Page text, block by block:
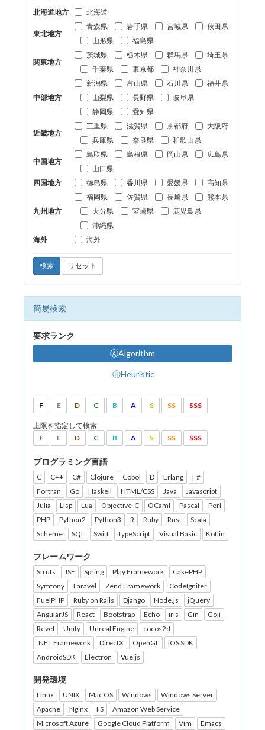
北海道地方
北海道
東北地方
青森県 岩手県 宮城県
秋田県
山形県
福島県
関東地方
茨城県 栃木県 群馬県
埼玉県
千葉県
東京都 神奈川県
中部地方
新潟県 富山県 石川県
福井県
山梨県
長野県
岐阜県
静岡県
愛知県
近畿地方
三重県 滋賀県 京都府
大阪府
兵庫県
奈良県 和歌山県
中国地方
鳥取県 島根県 岡山県
広島県
山口県
四国地方
徳島県 香川県 愛媛県 高知県
九州地方
福岡県 佐賀県 長崎県
熊本県
大分県
宮崎県
鹿児島県
沖縄県
海外
海外
検索 リセット
簡易検索
要求ランク
ⒶAlgorithm
ⒽHeuristic
F E D C B A S SS SSS
上限を指定して検索
F
E D C B A S SS SSS
プログラミング言語
C C++ C# Clojure Cobol D Erlang
F#
Fortran
Go Haskell HTML/CSS Java
Javascript
Julia
Lisp Lua Objective-C OCaml Pascal
Perl
PHP
Python2 Python3 R Ruby Rust
Scala
Scheme
SQL Swift TypeScript Visual Basic Kotlin
フレームワーク
Struts JSF Spring Play Framework
CakePHP
Symfony
Laravel Zend Framework
CodeIgniter
FuelPHP
Ruby on Rails Django Node.js
jQuery
AngularJS
React Bootstrap Echo iris Gin
Goji
Revel
Unity Unreal Engine
cocos2d
.NET Framework
DirectX OpenGL
iOS SDK
AndroidSDK
Electron Vue.js
開発環境
Linux UNIX Mac OS Windows
Windows Server
Apache
Nginx IIS
Amazon Web Service
Microsoft Azure
Google Cloud Platform Vim
Emacs